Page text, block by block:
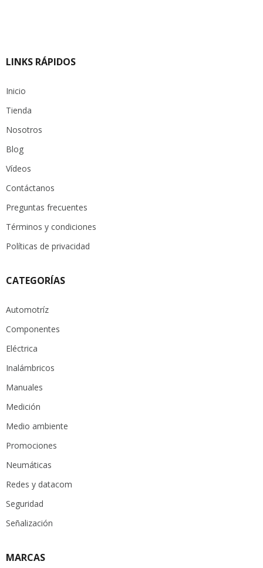
LINKS RÁPIDOS
Inicio
Tienda
Nosotros
Blog
Vídeos
Contáctanos
Preguntas frecuentes
Términos y condiciones
Políticas de privacidad
CATEGORÍAS
Automotríz
Componentes
Eléctrica
Inalámbricos
Manuales
Medición
Medio ambiente
Promociones
Neumáticas
Redes y datacom
Seguridad
Señalización
MARCAS